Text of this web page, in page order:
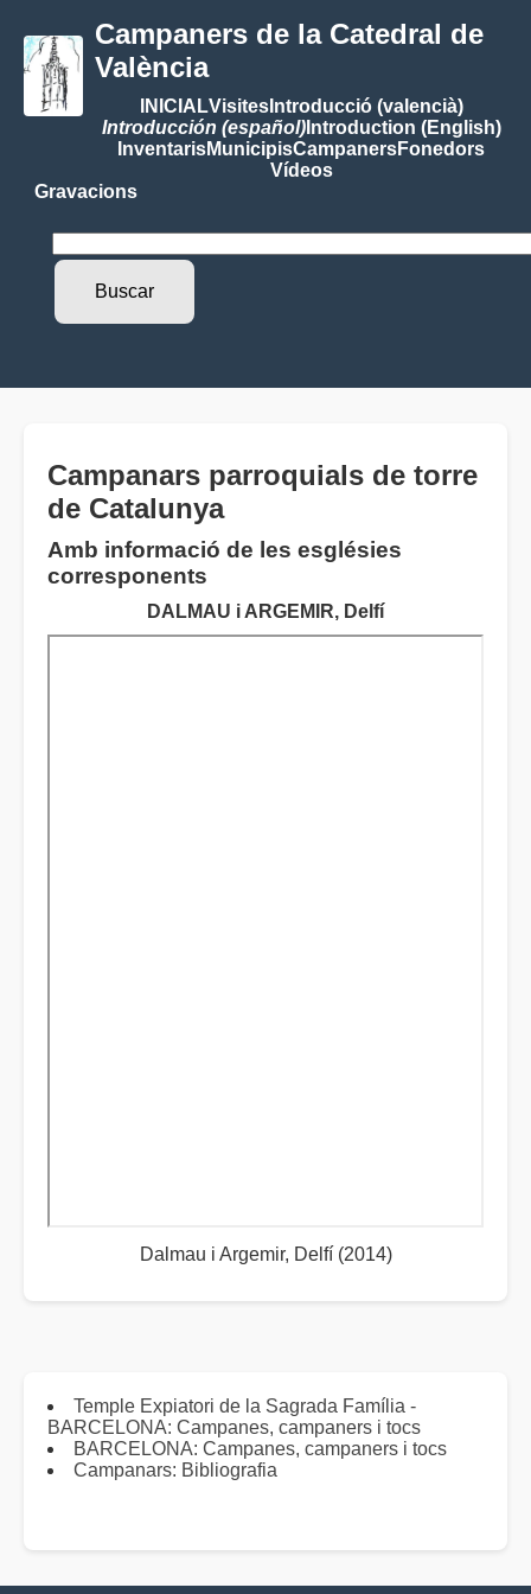
Campaners de la Catedral de
València
INICIALVisitesIntroducció (valencià)
Introducción (español)Introduction (English)
InventarisMunicipisCampanersFonedors
Vídeos
Gravacions
Campanars parroquials de torre
de Catalunya
Amb informació de les esglésies
corresponents
DALMAU i ARGEMIR, Delfí
Dalmau i Argemir, Delfí (2014)
Temple Expiatori de la Sagrada Família -
BARCELONA: Campanes, campaners i tocs
BARCELONA: Campanes, campaners i tocs
Campanars: Bibliografia